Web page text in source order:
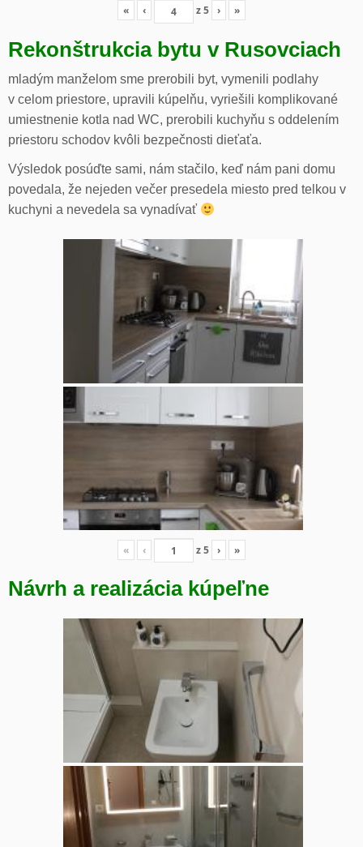
« ‹ z5 › »
Rekonštrukcia bytu v Rusovciach
mladým manželom sme prerobili byt, vymenili podlahy
v celom priestore, upravili kúpelňu, vyriešili komplikované
umiestnenie kotla nad WC, prerobili kuchyňu s oddelením
priestoru schodov kvôli bezpečnosti dieťaťa.
Výsledok posúďte sami, nám stačilo, keď nám pani domu
povedala, že nejeden večer presedela miesto pred telkou v
kuchyni a nevedela sa vynadívať
« ‹ z5 › »
Návrh a realizácia kúpeľne